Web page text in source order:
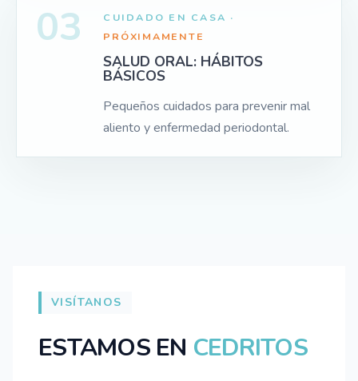
03
CUIDADO EN CASA ·
PRÓXIMAMENTE
SALUD ORAL: HÁBITOS
BÁSICOS
Pequeños cuidados para prevenir mal
aliento y enfermedad periodontal.
VISÍTANOS
ESTAMOS EN CEDRITOS